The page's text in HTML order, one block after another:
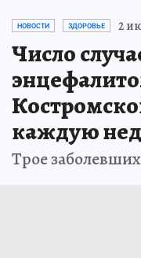
НОВОСТИ ЗДОРОВЬЕ 2
Число
каждую
Трое